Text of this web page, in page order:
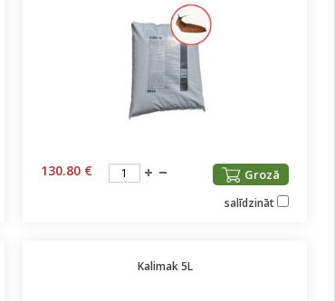
130.80 € Grozā
salīdzināt
Kalimak 5L